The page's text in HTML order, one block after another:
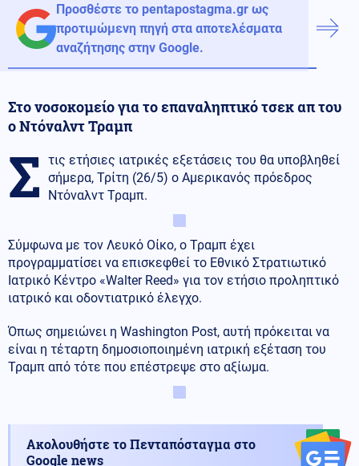
Προσθέστε το pentapostagma.gr ως
προτιμώμενη πηγή στα αποτελέσματα
αναζήτησης στην Google.
Στο νοσοκομείο για το επαναληπτικό τσεκ απ του
ο Ντόναλντ Τραμπ
Σ τις ετήσιες ιατρικές εξετάσεις του θα υποβληθεί
σήμερα, Τρίτη (26/5) ο Αμερικανός πρόεδρος
Ντόναλντ Τραμπ.
Σύμφωνα με τον Λευκό Οίκο, ο Τραμπ έχει
προγραμματίσει να επισκεφθεί το Εθνικό Στρατιωτικό
Ιατρικό Κέντρο «Walter Reed» για τον ετήσιο προληπτικό
ιατρικό και οδοντιατρικό έλεγχο.
Όπως σημειώνει η Washington Post, αυτή πρόκειται να
είναι η τέταρτη δημοσιοποιημένη ιατρική εξέταση του
Τραμπ από τότε που επέστρεψε στο αξίωμα.
Ακολουθήστε το Πενταπόσταγμα στο
Google news